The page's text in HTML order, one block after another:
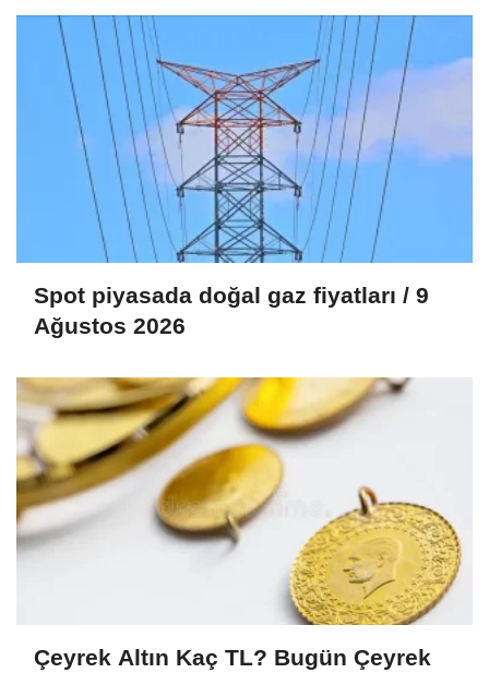
Spot piyasada doğal gaz fiyatları / 9
Ağustos 2026
Çeyrek Altın Kaç TL? Bugün Çeyrek